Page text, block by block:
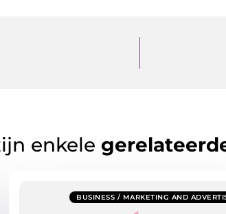
enkele
BUSINESS / MARKETING AND